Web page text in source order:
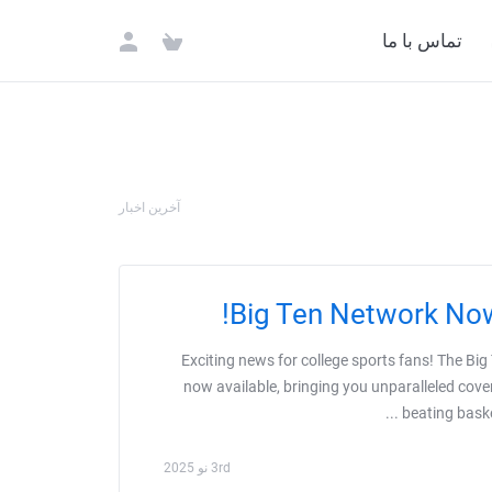
تماس با ما
آخرین اخبار
Big Ten Network
Exciting news for college sports fans! The
now available, bringing you unparalleled
beating
3rd نو 2025